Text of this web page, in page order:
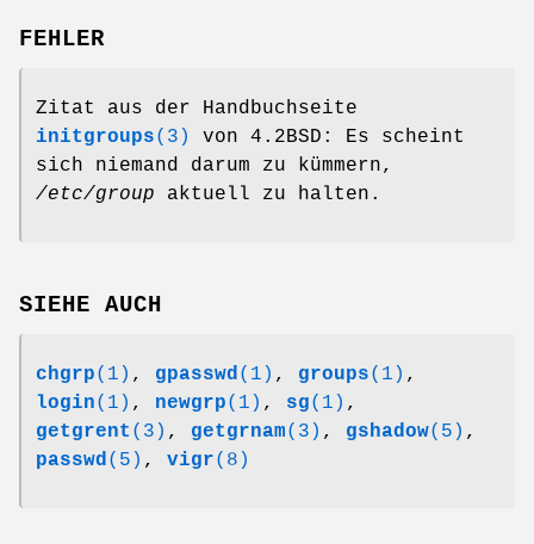
FEHLER
Zitat aus der Handbuchseite
initgroups(3)
von 4.2BSD: Es scheint
sich niemand darum zu kümmern,
/etc/group aktuell zu halten.
SIEHE AUCH
chgrp(1) , gpasswd(1) , groups(1) ,
login(1) , newgrp(1) , sg(1) ,
getgrent (3) , getgrnam(3) , gshadow(5) ,
passwd(5) , vigr(8)